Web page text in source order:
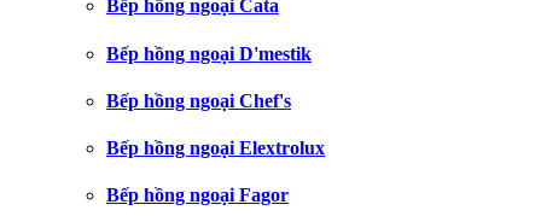
Bếp hồng ngoại Cata
Bếp hồng ngoại D'mestik
Bếp hồng ngoại Chef's
Bếp hồng ngoại Elextrolux
Bếp hồng ngoại Fagor